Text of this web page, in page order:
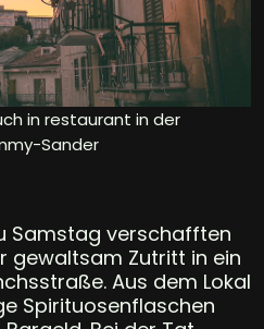
in restaurant in der
Sander
Samstag verschafften
gewaltsam Zutritt in ein
Aus dem Lokal
Spirituosenflaschen